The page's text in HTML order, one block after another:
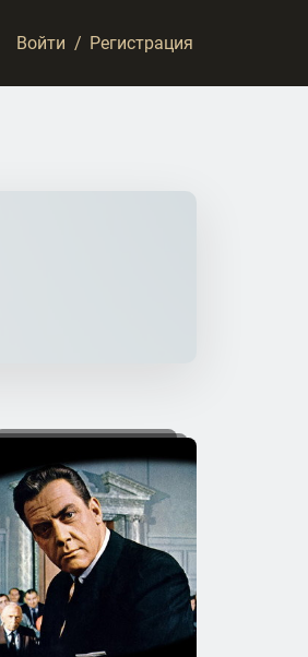
Войти / Регистрация